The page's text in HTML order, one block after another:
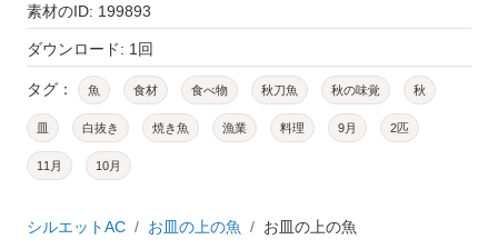
素材のID: 199893
ダウンロード: 1回
タグ： 魚 食材 食べ物 秋刀魚 秋の味覚 秋
皿 白抜き 焼き魚 漁業 料理 9月 2匹
11月 10月
シルエットAC お皿の上の魚 お皿の上の魚